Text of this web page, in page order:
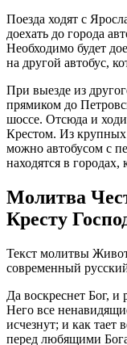
Поезда ходят с
доехать до города
Необходимо будет
на другой автобус,
При выезде из
прямиком до
шоссе. Отсюда и
Крестом. Из крупных
можно автобусом с
находятся в городах,
Молитва
Кресту
Текст молитвы
современный
Да воскреснет Бог, и
Него все
исчезнут; и как тает
перед любящими